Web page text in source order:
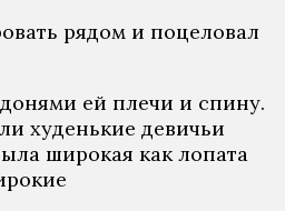
рядом и поцеловал
ей плечи и спину.
худенькие девичьи
широкая как лопата